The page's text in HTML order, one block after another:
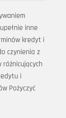
inne
kredyt i
czynienia z
i
Pożyczyć